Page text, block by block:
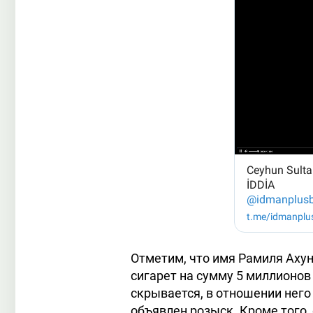
Отметим, что имя Рамиля
сигарет на сумму 5
скрывается, в отношении